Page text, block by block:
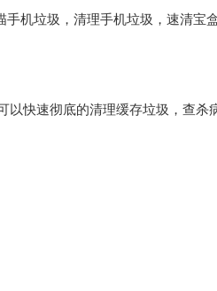
机垃圾，清理手机垃圾，速清宝
快速彻底的清理缓存垃圾，查杀